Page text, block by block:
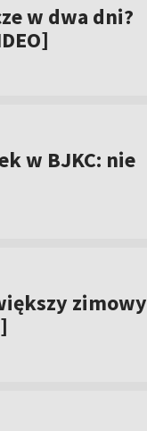
w dwa dni?
w BJKC: nie
zimowy